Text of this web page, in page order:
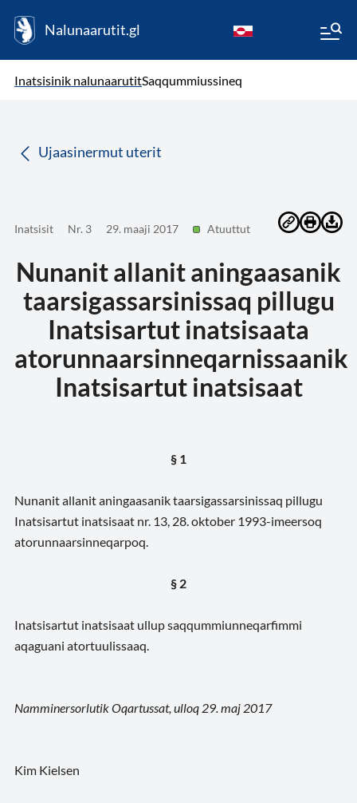
Nalunaarutit.gl
Inatsisinik nalunaarutitSaqqummiussineq
Ujaasinermut uterit
Inatsisit Nr. 3 29. maaji 2017 Atuuttut
Nunanit allanit aningaasanik
taarsigassarsinissaq pillugu
Inatsisartut inatsisaata
atorunnaarsinneqarnissaanik
Inatsisartut inatsisaat
§ 1
Nunanit allanit aningaasanik taarsigassarsinissaq pillugu
Inatsisartut inatsisaat nr. 13, 28. ok­tober 1993-imeersoq
atorunnaarsinneqarpoq.
§ 2
Inatsisartut inatsisaat ullup saqqummiunneqarfimmi
aqaguani atortuulissaaq.
Namminersorlutik Oqartussat, ulloq 29. maj 2017
Kim Kielsen